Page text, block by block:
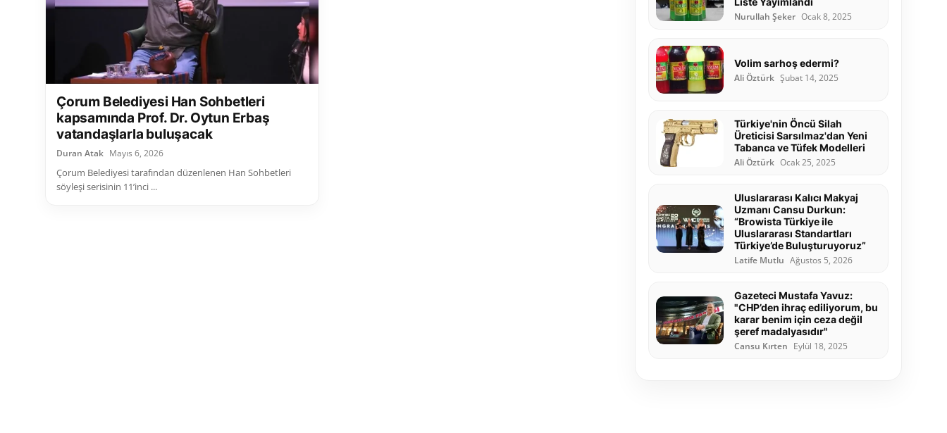
Çorum Belediyesi Han Sohbetleri
kapsamında Prof. Dr. Oytun Erbaş
vatandaşlarla buluşacak
Duran Atak Mayıs 6, 2026
Çorum Belediyesi tarafından düzenlenen Han Sohbetleri
söyleşi serisinin 11’inci ...
Nurullah Şeker Ocak 8, 2025
Volim sarhoş edermi?
Ali Öztürk Şubat 14, 2025
Türkiye'nin Öncü Silah
Üreticisi Sarsılmaz'dan Yeni
Tabanca ve Tüfek Modelleri
Ali Öztürk Ocak 25, 2025
Uluslararası Kalıcı Makyaj
Uzmanı Cansu Durkun:
“Browista Türkiye ile
Uluslararası Standartları
Türkiye’de Buluşturuyoruz”
Latife Mutlu Ağustos 5, 2026
Gazeteci Mustafa Yavuz:
"CHP’den ihraç ediliyorum, bu
karar benim için ceza değil
şeref madalyasıdır"
Cansu Kırten Eylül 18, 2025